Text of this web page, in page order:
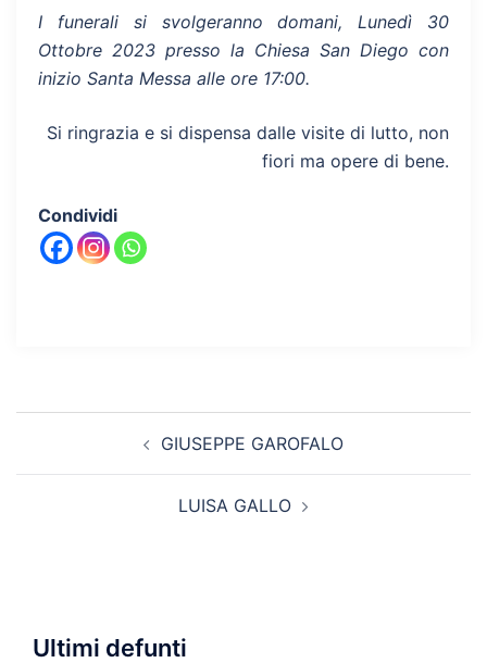
I funerali si svolgeranno domani, Lunedì 30
Ottobre 2023 presso la Chiesa San Diego con
inizio Santa Messa alle ore 17:00.
Si ringrazia e si dispensa dalle visite di lutto, non
fiori ma opere di bene.
Condividi
GIUSEPPE GAROFALO
LUISA GALLO
Ultimi defunti